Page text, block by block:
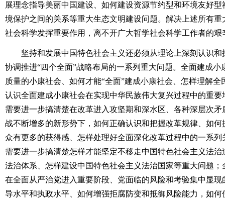
展理念指导美丽中国建设、如何建设资源节约型和环境友好
境保护之间的关系等重大生态文明建设问题。解决上述所有
社会科学发挥重要作用，离不开广大哲学社会科学工作者的艰
坚持和发展中国特色社会主义还必须从理论上深刻认识和
协调推进“四个全面”战略布局的一系列重大问题。全面建成
质量的小康社会、如何才能“全面”建成小康社会、怎样理解
认识全面建成小康社会在实现中华民族伟大复兴过程中的重
需要进一步搞清楚在改革进入攻坚期和深水区、各种深层次
战不断增多的新形势下，如何正确认识和把握改革规律、如
众有更多的获得感、怎样处理好全面深化改革过程中的一系
需要进一步搞清楚怎样才能坚定不移走中国特色社会主义法
法治体系、怎样建设中国特色社会主义法治国家等重大问题
在全面从严治党进入重要阶段、党面临的风险和考验集中显
导水平和执政水平、如何增强拒腐防变和抵御风险能力，如